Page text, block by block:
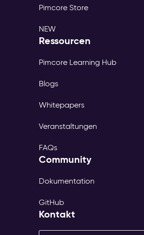
Pimcore Store
NEW
Ressourcen
Pimcore Learning Hub
Blogs
Whitepapers
Veranstaltungen
FAQs
Community
Dokumentation
GitHub
Kontakt